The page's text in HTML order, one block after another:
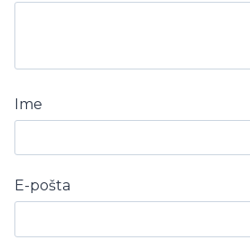
Ime
E-pošta